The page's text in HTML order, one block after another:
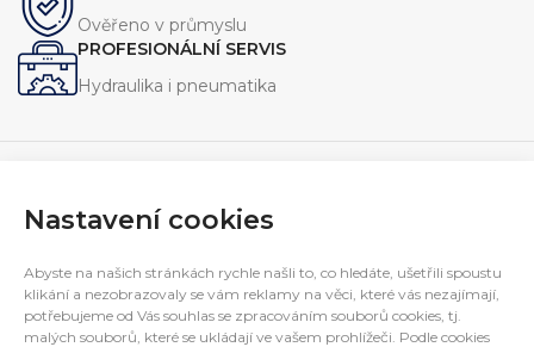
Nastavení cookies
Abyste na našich stránkách rychle našli to, co hledáte, ušetřili spoustu
klikání a nezobrazovaly se vám reklamy na věci, které vás nezajímají,
potřebujeme od Vás souhlas se zpracováním souborů cookies, tj.
malých souborů, které se ukládají ve vašem prohlížeči. Podle cookies
Ověřeno v průmyslu
PROFESIONÁLNÍ SERVIS
Hydraulika i pneumatika
Specializujeme se na jednoúčelové stroje, hydraulické
agregáty a technická řešení na míru.
E-mail: interfluid@interfluid.com
Telefon:(+420) 595 953 879